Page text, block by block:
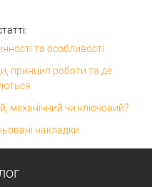
та особливості
принцип роботи та де
механічний чи ключовий?
накладки